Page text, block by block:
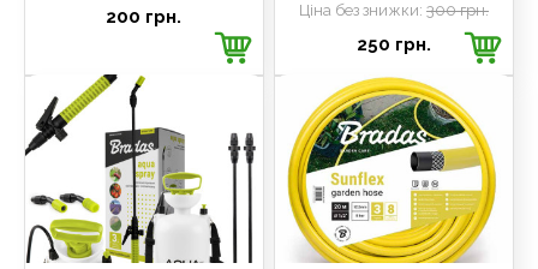
200 грн. Ціна без знижки:300 грн.
250 грн.